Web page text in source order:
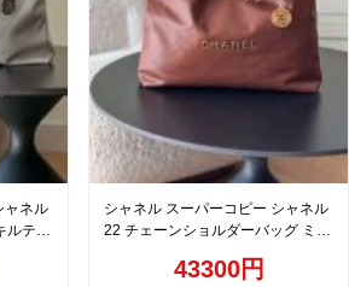
ャネル
ルティ
シャネル スーパーコピー シャネル
22 チェーンショルダーバッグ ミニ
43300円